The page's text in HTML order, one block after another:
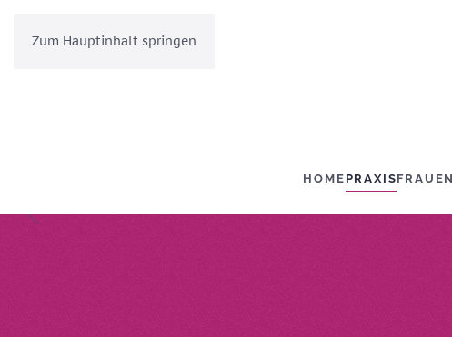
Zum Hauptinhalt springen
HOME PRAXIS